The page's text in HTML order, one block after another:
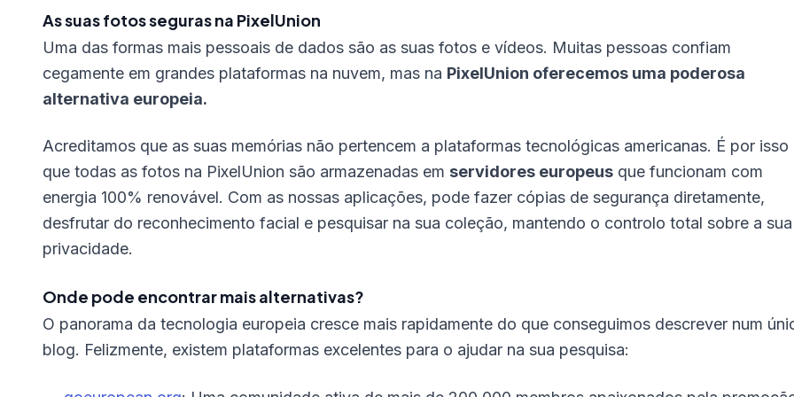
As suas fotos seguras na PixelUnion
Uma das formas mais pessoais de dados são as suas fotos e vídeos. Muitas pessoas confiam
cegamente em grandes plataformas na nuvem, mas na PixelUnion oferecemos uma poderosa
alternativa europeia.
Acreditamos que as suas memórias não pertencem a plataformas tecnológicas americanas. É por isso
que todas as fotos na PixelUnion são armazenadas em servidores europeus que funcionam com
energia 100% renovável. Com as nossas aplicações, pode fazer cópias de segurança diretamente,
desfrutar do reconhecimento facial e pesquisar na sua coleção, mantendo o controlo total sobre a sua
privacidade.
Onde pode encontrar mais alternativas?
O panorama da tecnologia europeia cresce mais rapidamente do que conseguimos descrever num
blog. Felizmente, existem plataformas excelentes para o ajudar na sua pesquisa: